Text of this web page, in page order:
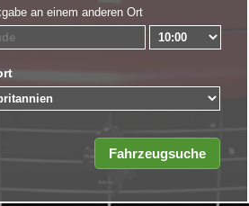
an einem anderen Ort